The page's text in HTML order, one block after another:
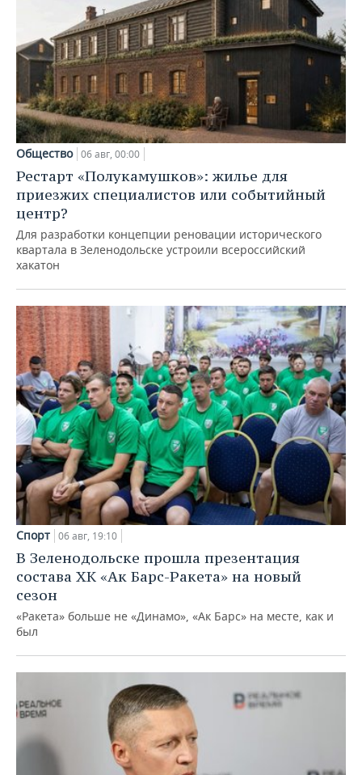
Общество 06 авг, 00:00
Рестарт «Полукамушков»: жилье для
приезжих специалистов или событийный
центр?
Для разработки концепции реновации исторического
квартала в Зеленодольске устроили всероссийский
хакатон
Спорт 06 авг, 19:10
В Зеленодольске прошла презентация
состава ХК «Ак Барс-Ракета» на новый
сезон
«Ракета» больше не «Динамо», «Ак Барс» на месте, как и
был